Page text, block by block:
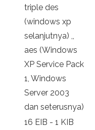
triple des
(windows xp
selanjutnya) ,,
aes (Windows
XP Service Pack
1, Windows
Server 2003
dan seterusnya)
16 EIB - 1 KIB